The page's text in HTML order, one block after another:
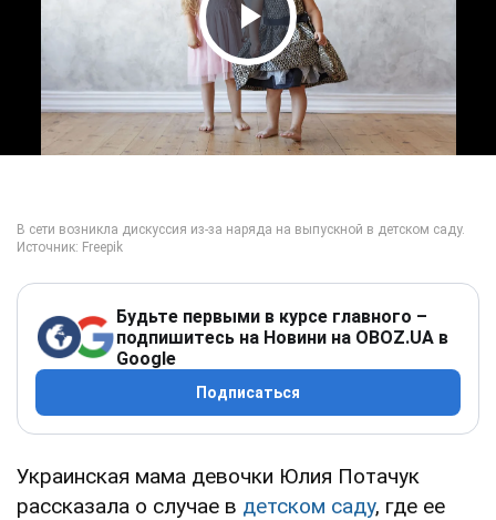
Play Video
Будьте первыми в курсе главного –
подпишитесь на Новини на OBOZ.UA в
Google
Подписаться
Украинская мама девочки Юлия Потачук
рассказала о случае в детском саду, где ее